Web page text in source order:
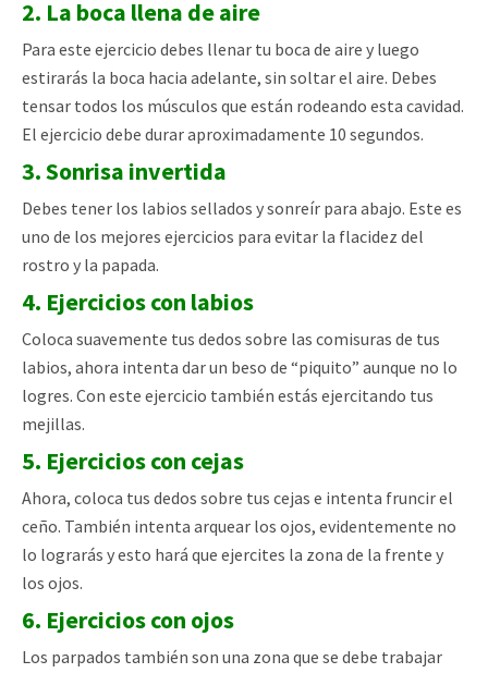
2. La boca llena de aire
Para este ejercicio debes llenar tu boca de aire y luego
estirarás la boca hacia adelante, sin soltar el aire. Debes
tensar todos los músculos que están rodeando esta cavidad.
El ejercicio debe durar aproximadamente 10 segundos.
3. Sonrisa invertida
Debes tener los labios sellados y sonreír para abajo. Este es
uno de los mejores ejercicios para evitar la flacidez del
rostro y la papada.
4. Ejercicios con labios
Coloca suavemente tus dedos sobre las comisuras de tus
labios, ahora intenta dar un beso de “piquito” aunque no lo
logres. Con este ejercicio también estás ejercitando tus
mejillas.
5. Ejercicios con cejas
Ahora, coloca tus dedos sobre tus cejas e intenta fruncir el
ceño. También intenta arquear los ojos, evidentemente no
lo lograrás y esto hará que ejercites la zona de la frente y
los ojos.
6. Ejercicios con ojos
Los parpados también son una zona que se debe trabajar